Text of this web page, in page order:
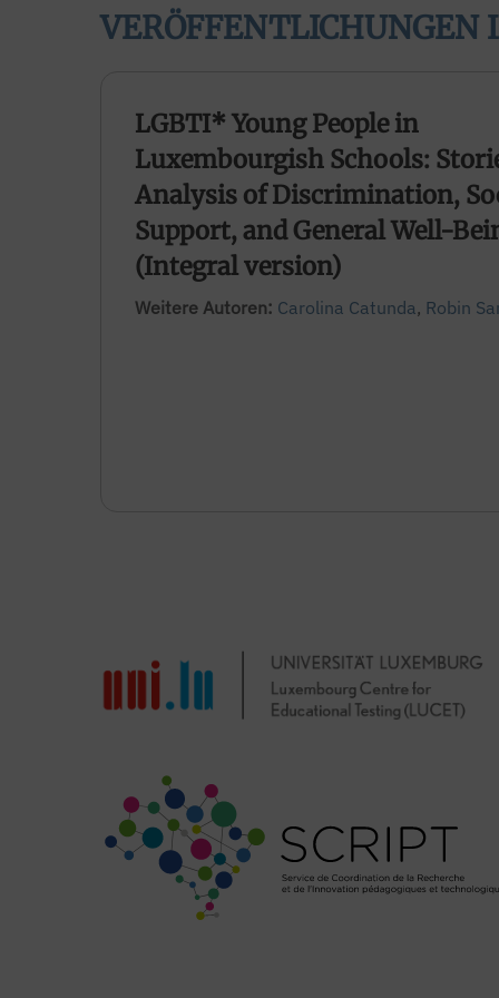
VERÖFFENTLICHUNGEN
LGBTI* Young People in
Luxembourgish Schools:
Analysis of Discrimination,
Support, and General Well-
(Integral version)
Weitere Autoren: Carolina Catunda, Robin